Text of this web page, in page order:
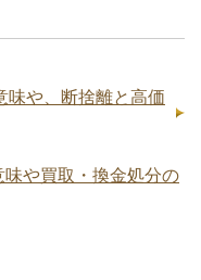
味や、断捨離と高価
や買取・換金処分の